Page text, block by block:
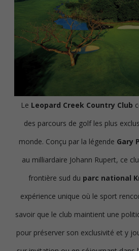
Le Leopard Creek Country Club
des parcours de golf les plus
monde. Conçu par la légende Gary
au milliardaire Johann Rupert, ce
frontière sud du parc national
expérience unique où le sport
savoir que le club maintient une
pour préserver son exclusivité et y